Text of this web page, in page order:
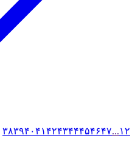
۱۲ ... ۳۸۳۹۴۰۴۱۴۲۴۳۴۴۴۵۴۶۴۷